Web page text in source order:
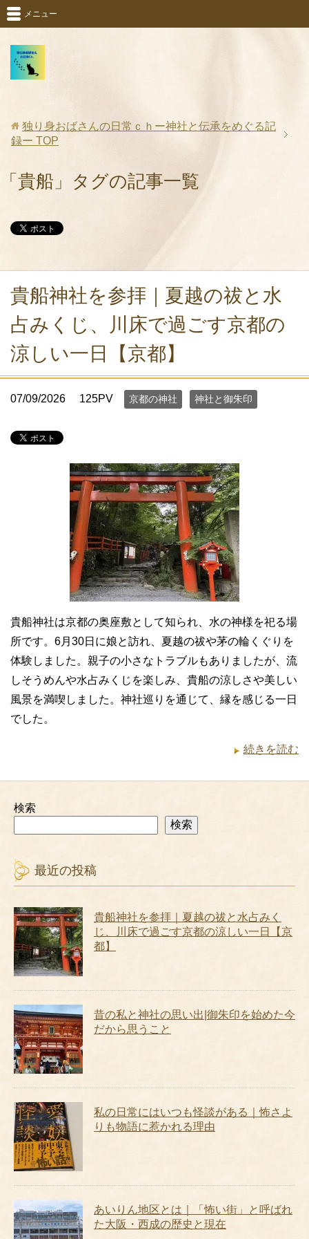
メニュー
独り身おばさんの日常ｃｈー神社と伝承をめぐる記
録ー TOP
「貴船」タグの記事一覧
貴船神社を参拝｜夏越の祓と水
占みくじ、川床で過ごす京都の
涼しい一日【京都】
07/09/2026 125PV 京都の神社 神社と御朱印
貴船神社は京都の奥座敷として知られ、水の神様を祀る場
所です。6月30日に娘と訪れ、夏越の祓や茅の輪くぐりを
体験しました。親子の小さなトラブルもありましたが、流
しそうめんや水占みくじを楽しみ、貴船の涼しさや美しい
風景を満喫しました。神社巡りを通じて、縁を感じる一日
でした。
続きを読む
検索
検索
最近の投稿
貴船神社を参拝｜夏越の祓と水占みく
じ、川床で過ごす京都の涼しい一日【京
都】
昔の私と神社の思い出|御朱印を始めた今
だから思うこと
私の日常にはいつも怪談がある｜怖さよ
りも物語に惹かれる理由
あいりん地区とは｜「怖い街」と呼ばれ
た大阪・西成の歴史と現在